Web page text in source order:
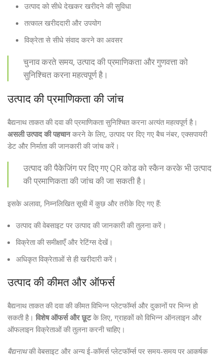
उत्पाद को सीधे देखकर खरीदने की सुविधा
तत्काल खरीददारी और उपयोग
विक्रेता से सीधे संवाद करने का अवसर
चुनाव करते समय, उत्पाद की प्रमाणिकता और गुणवत्ता को
सुनिश्चित करना महत्वपूर्ण है।
उत्पाद की प्रमाणिकता की जांच
बैद्यनाथ ताकत की दवा की प्रमाणिकता सुनिश्चित करना अत्यंत महत्वपूर्ण है।
असली उत्पाद की पहचानकरने के लिए, उत्पाद पर दिए गए बैच नंबर, एक्सपायरी
डेट और निर्माता की जानकारी की जांच करें।
उत्पाद की पैकेजिंग पर दिए गए QR कोड को स्कैन करके भी उत्पाद
की प्रमाणिकता की जांच की जा सकती है।
इसके अलावा, निम्नलिखित सूची में कुछ और तरीके दिए गए हैं:
उत्पाद की वेबसाइट पर उत्पाद की जानकारी की तुलना करें।
विक्रेता की समीक्षाएँ और रेटिंग्स देखें।
अधिकृत विक्रेताओं से ही खरीदारी करें।
उत्पाद की कीमत और ऑफर्स
बैद्यनाथ ताकत की दवा की कीमत विभिन्न प्लेटफॉर्म्स और दुकानों पर भिन्न हो
सकती है। विशेष ऑफर्स और छूटके लिए, ग्राहकों को विभिन्न ऑनलाइन और
ऑफलाइन विक्रेताओं की तुलना करनी चाहिए।
बैद्यनाथकी वेबसाइट और अन्य ई-कॉमर्स प्लेटफॉर्म्स पर समय-समय पर आकर्षक